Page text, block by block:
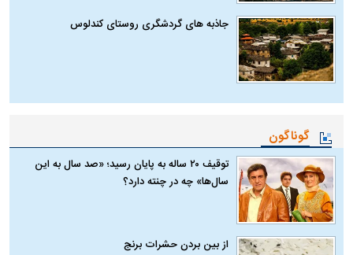
جاذبه های گردشگری روستای کندلوس
گوناگون
توقیف ۲۰ ساله به پایان رسید؛ «صد سال به این
سال‌ها» چه در چنته دارد؟
از بین بردن حشرات برنج